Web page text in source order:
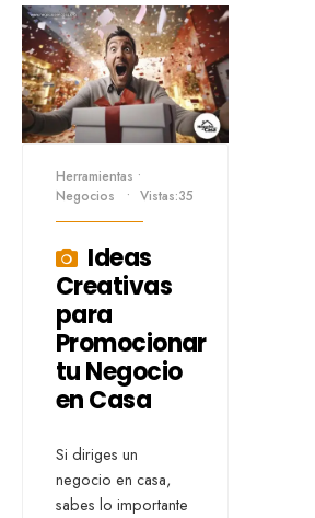
Herramientas •
Negocios
• Vistas:35
Ideas
Creativas
para
Promocionar
tu Negocio
en Casa
Si diriges un
negocio en casa,
sabes lo importante